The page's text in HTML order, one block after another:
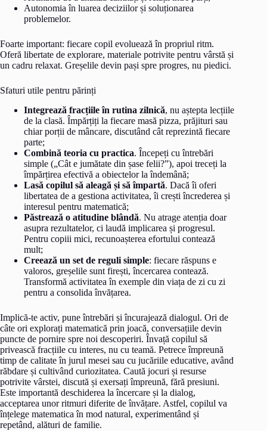
Autonomia în luarea deciziilor și soluționarea
problemelor.
Foarte important: fiecare copil evoluează în propriul ritm.
Oferă libertate de explorare, materiale potrivite pentru vârstă și
un cadru relaxat. Greșelile devin pași spre progres, nu piedici.
Sfaturi utile pentru părinți
Integrează fracțiile în rutina zilnică, nu aștepta lecțiile
de la clasă. Împărțiți la fiecare masă pizza, prăjituri sau
chiar porții de mâncare, discutând cât reprezintă fiecare
parte;
Combină teoria cu practica. Începeți cu întrebări
simple („Cât e jumătate din șase felii?”), apoi treceți la
împărțirea efectivă a obiectelor la îndemână;
Lasă copilul să aleagă și să împartă. Dacă îi oferi
libertatea de a gestiona activitatea, îi crești încrederea și
interesul pentru matematică;
Păstrează o atitudine blândă. Nu atrage atenția doar
asupra rezultatelor, ci laudă implicarea și progresul.
Pentru copiii mici, recunoașterea efortului contează
mult;
Creează un set de reguli simple: fiecare răspuns e
valoros, greșelile sunt firești, încercarea contează.
Transformă activitatea în exemple din viața de zi cu zi
pentru a consolida învățarea.
Implică-te activ, pune întrebări și încurajează dialogul. Ori de
câte ori explorați matematică prin joacă, conversațiile devin
puncte de pornire spre noi descoperiri. Învață copilul să
privească fracțiile cu interes, nu cu teamă. Petrece împreună
timp de calitate în jurul mesei sau cu jucăriile educative, având
răbdare și cultivând curiozitatea. Caută jocuri și resurse
potrivite vârstei, discută și exersați împreună, fără presiuni.
Este importantă deschiderea la încercare și la dialog,
acceptarea unor ritmuri diferite de învățare. Astfel, copilul va
înțelege matematica în mod natural, experimentând și
repetând, alături de familie.